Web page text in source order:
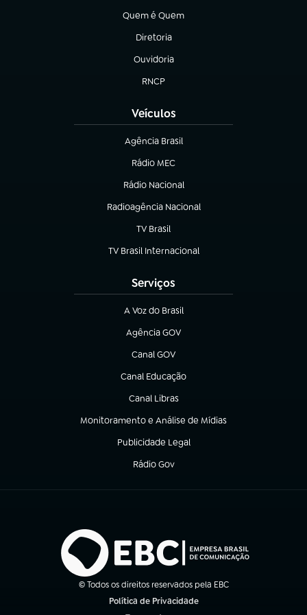
Quem é Quem
(abre em nova aba)
Diretoria
(abre em nova aba)
Ouvidoria
(abre em nova aba)
RNCP
(abre em nova aba)
Veículos
Agência Brasil
(abre em nova aba)
Rádio MEC
(abre em nova aba)
Rádio Nacional
Radioagência Nacional
(abre em nova aba)
TV Brasil
(abre em nova aba)
TV Brasil Internacional
(abre em nova aba)
Serviços
A Voz do Brasil
(abre em nova aba)
Agência GOV
(abre em nova aba)
Canal GOV
(abre em nova aba)
Canal Educação
(abre em nova aba)
Canal Libras
(abre em nova aba)
Monitoramento e Análise de Mídias
(abre em nova aba)
Publicidade Legal
(abre em nova aba)
Rádio Gov
(abre em nova aba)
© Todos os direitos reservados pela EBC
Política de Privacidade